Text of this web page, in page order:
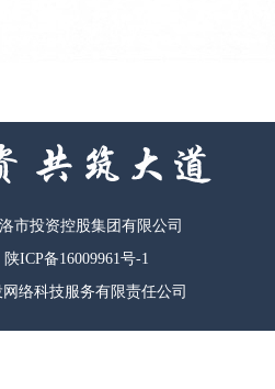
市投资控股集团有限公司
陕ICP备16009961号-1
络科技服务有限责任公司